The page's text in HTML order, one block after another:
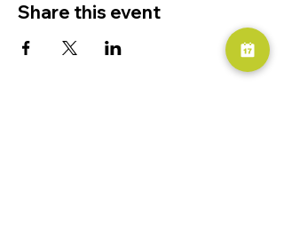
Share this event